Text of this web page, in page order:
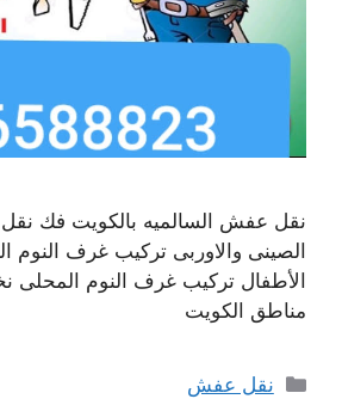
نقل عفش السالميه بالكويت فك
الصينى والاوربى تركيب غرف النوم
الأطفال تركيب غرف النوم المحلى
مناطق الكويت
التصنيفات
نقل عفش